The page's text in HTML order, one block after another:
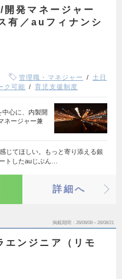
開発マネージャー
有／auフィナンシ
管理職・マネジャー
土日
ク可能 育児支援制度
中心に、内製開
ネージャー兼
じてほしい。もっと寄り添える銀
トしたauじぶん…
詳細へ
掲載期間 26/08/08～26/08/21
エンジニア（リモ